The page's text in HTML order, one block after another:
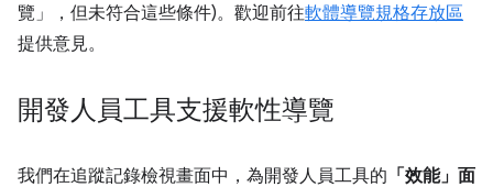
覽」，但未符合這些條件)。歡迎前往軟體導覽規格存放區
提供意見。
開發人員工具支援軟性導覽
我們在追蹤記錄檢視畫面中，為開發人員工具的 「效能」面